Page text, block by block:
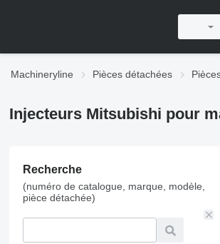
Machineryline Pièces détachées
Injecteurs Mitsubishi pour
Recherche
(numéro de catalogue, marque, modèle,
pièce détachée)